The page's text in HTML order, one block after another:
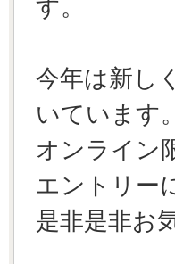
す。
今年は新し
いています。
オンライン
エントリー
是非是非お